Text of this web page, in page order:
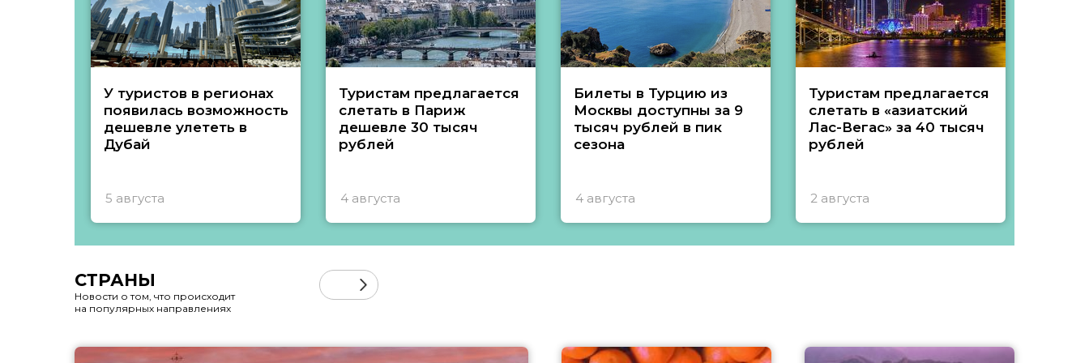
У туристов в регионах
появилась возможность
дешевле улететь в
Дубай
5 августа
Туристам предлагается
слетать в Париж
дешевле 30 тысяч
рублей
4 августа
Билеты в Турцию из
Москвы доступны за 9
тысяч рублей в пик
сезона
4 августа
Туристам предлагается
слетать в «азиатский
Лас-Вегас» за 40 тысяч
рублей
2 августа
СТРАНЫ
Новости о том, что происходит
на популярных направлениях